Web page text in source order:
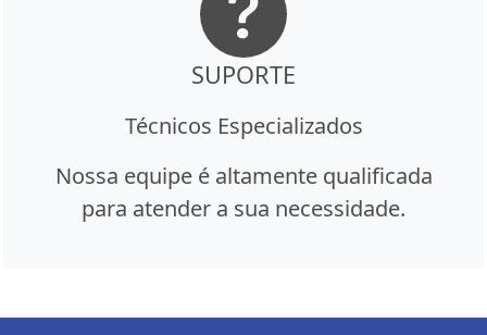
SUPORTE
Técnicos Especializados
Nossa equipe é altamente qualificada
para atender a sua necessidade.